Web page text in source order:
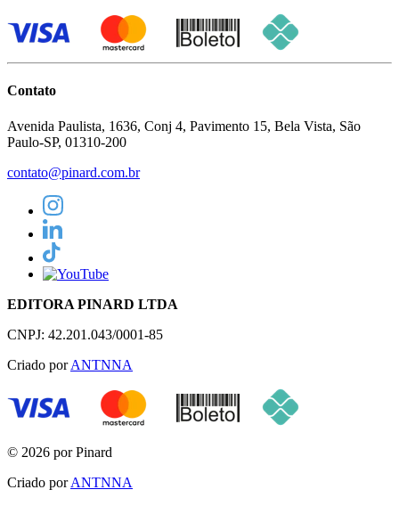
Contato
Avenida Paulista, 1636, Conj 4, Pavimento 15, Bela Vista, São
Paulo-SP, 01310-200
contato@pinard.com.br
EDITORA PINARD LTDA
CNPJ: 42.201.043/0001-85
Criado porANTNNA
© 2026 por Pinard
Criado porANTNNA